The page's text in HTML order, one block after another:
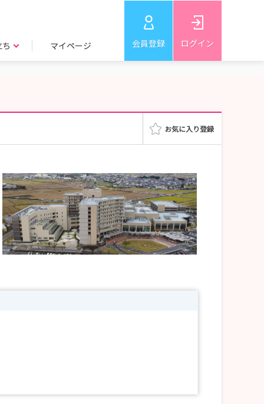
マイページ 会員登録 ログイン